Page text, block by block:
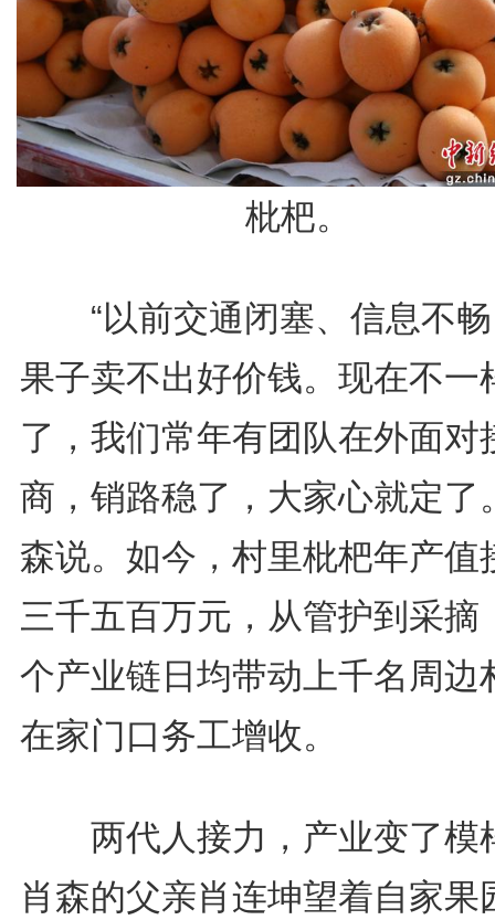
枇杷。
“以前交通闭塞、信息不畅
果子卖不出好价钱。现在不一
了，我们常年有团队在外面对
商，销路稳了，大家心就定了
森说。如今，村里枇杷年产值
三千五百万元，从管护到采摘
个产业链日均带动上千名周边
在家门口务工增收。
两代人接力，产业变了模
肖森的父亲肖连坤望着自家果